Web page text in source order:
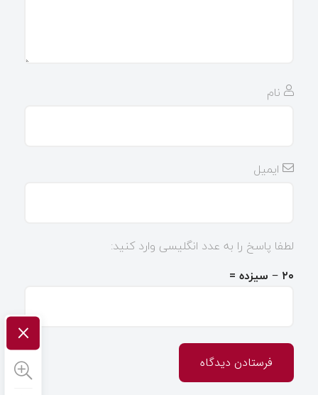
نام
ایمیل
لطفا پاسخ را به عدد انگلیسی وارد کنید:
۲۰ − سیزده =
×